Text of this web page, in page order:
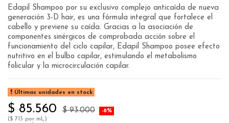
Edapil Shampoo por su exclusivo complejo anticaída de nueva
generación 3-D hair, es una fórmula integral que fortalece el
cabello y previene su caída. Gracias a la asociación de
componentes sinérgicos de comprobada acción sobre el
funcionamiento del ciclo capilar, Edapil Shampoo posee efecto
nutritivo en el bulbo capilar, estimulando el metabolismo
folicular y la microcirculación capilar.
Últimas unidades en stock
$ 85.560 $ 93.000 -8%
($ 713 por mL)